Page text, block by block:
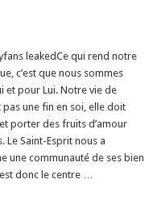
leakedCe qui rend notre
c’est que nous sommes
et pour Lui. Notre vie de
pas une fin en soi, elle doit
porter des fruits d’amour
Le Saint-Esprit nous a
une communauté de ses bien
donc le centre …